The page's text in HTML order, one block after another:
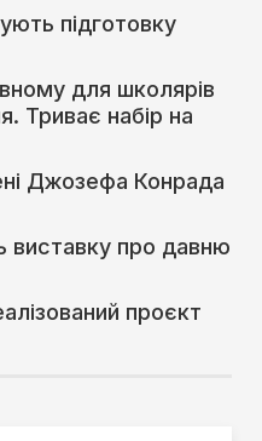
підготовку
для школярів
Триває набір на
Джозефа Конрада
виставку про давню
проєкт